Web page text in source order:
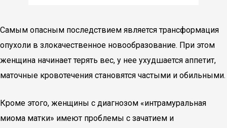
Самым опасным последствием является трансформация
опухоли в злокачественное новообразование. При этом
женщина начинает терять вес, у нее ухудшается аппетит,
маточные кровотечения становятся частыми и обильными.
Кроме этого, женщины с диагнозом «интрамуральная
миома матки» имеют проблемы с зачатием и